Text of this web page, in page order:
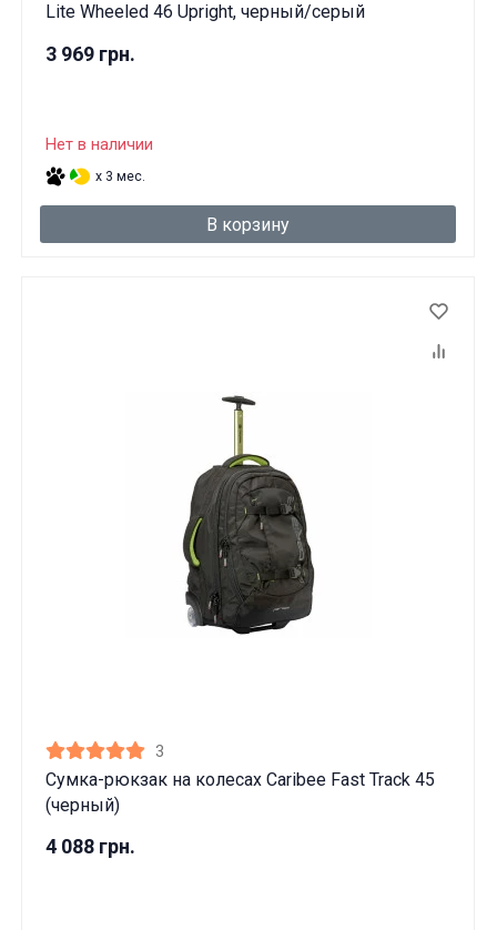
Lite Wheeled 46 Upright, черный/серый
3 969 грн.
Нет в наличии
x 3 мес.
В корзину
3
Сумка-рюкзак на колесах Caribee Fast Track 45
(черный)
4 088 грн.